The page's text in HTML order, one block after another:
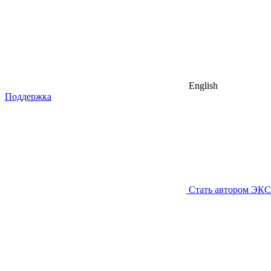
English
Поддержка
Стать автором